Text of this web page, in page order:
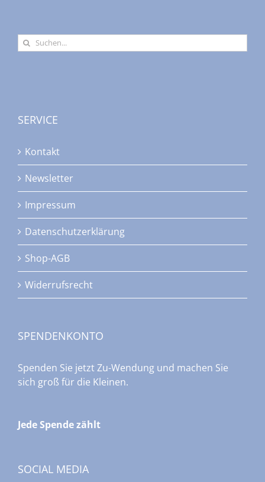
Suche
nach:
SERVICE
Kontakt
Newsletter
Impressum
Datenschutzerklärung
Shop-AGB
Widerrufsrecht
SPENDENKONTO
Spenden Sie jetzt Zu-Wendung und machen Sie
sich groß für die Kleinen.
Jede Spende zählt
SOCIAL MEDIA